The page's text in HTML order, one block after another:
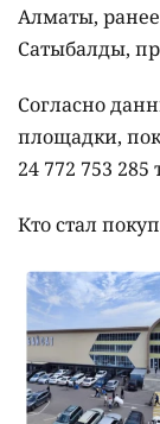
Алматы,
Сатыбалды,
Согласно
площадки,
24 772 753 285
Кто стал